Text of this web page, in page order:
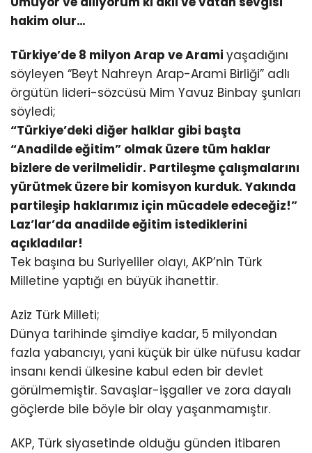
hakim olur…
Türkiye’de 8 milyon Arap ve Arami yaşadığını
söyleyen “Beyt Nahreyn Arap-Arami Birliği” adlı
örgütün lideri-sözcüsü Mim Yavuz Binbay şunları
söyledi;
“Türkiye’deki diğer halklar gibi başta
“Anadilde eğitim” olmak üzere tüm haklar
bizlere de verilmelidir. Partileşme çalışmalarını
yürütmek üzere bir komisyon kurduk. Yakında
partileşip haklarımız için mücadele edeceğiz!”
Laz’lar’da anadilde eğitim istediklerini
açıkladılar!
Tek başına bu Suriyeliler olayı, AKP’nin Türk
Milletine yaptığı en büyük ihanettir.
Aziz Türk Milleti;
Dünya tarihinde şimdiye kadar, 5 milyondan
fazla yabancıyı, yani küçük bir ülke nüfusu kadar
insanı kendi ülkesine kabul eden bir devlet
görülmemiştir. Savaşlar-işgaller ve zora dayalı
göçlerde bile böyle bir olay yaşanmamıştır.
AKP, Türk siyasetinde olduğu günden itibaren